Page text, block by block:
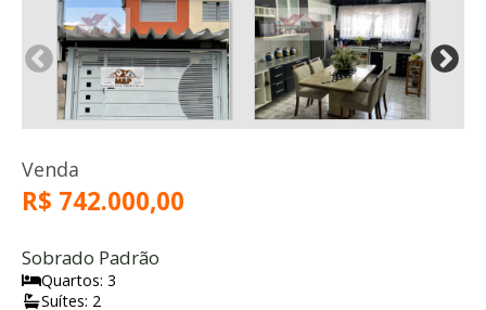
Venda
R$ 742.000,00
Sobrado Padrão
Quartos: 3
Suítes: 2